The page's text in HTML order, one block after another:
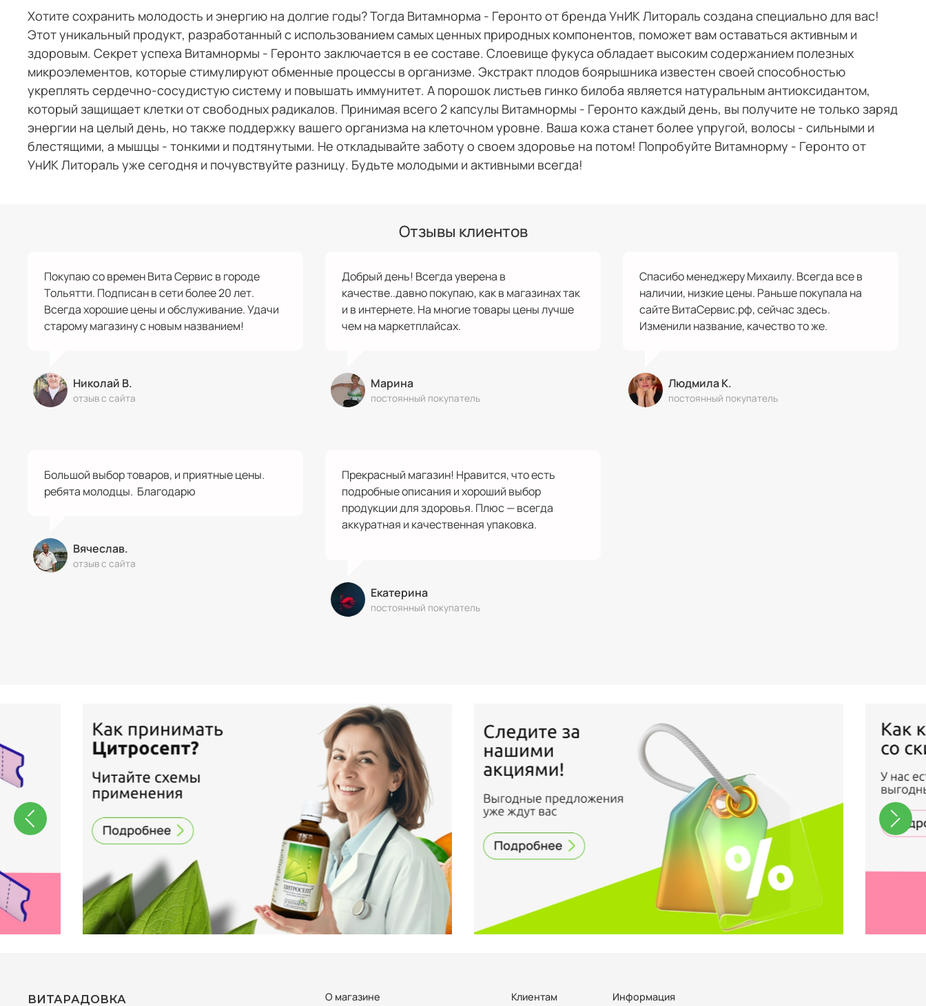
Хотите сохранить молодость и энергию на долгие годы? Тогда Витамнорма - Геронто от бренда УнИК Литораль создана специально для вас!
Этот уникальный продукт, разработанный с использованием самых ценных природных компонентов, поможет вам оставаться активным и
здоровым. Секрет успеха Витамнормы - Геронто заключается в ее составе. Слоевище фукуса обладает высоким содержанием полезных
микроэлементов, которые стимулируют обменные процессы в организме. Экстракт плодов боярышника известен своей способностью
укреплять сердечно-сосудистую систему и повышать иммунитет. А порошок листьев гинко билоба является натуральным антиоксидантом,
который защищает клетки от свободных радикалов. Принимая всего 2 капсулы Витамнормы - Геронто каждый день, вы получите не только заряд
энергии на целый день, но также поддержку вашего организма на клеточном уровне. Ваша кожа станет более упругой, волосы - сильными и
блестящими, а мышцы - тонкими и подтянутыми. Не откладывайте заботу о своем здоровье на потом! Попробуйте Витамнорму - Геронто от
УнИК Литораль уже сегодня и почувствуйте разницу. Будьте молодыми и активными всегда!
Отзывы клиентов
Покупаю со времен Вита Сервис в городе
Тольятти. Подписан в сети более 20 лет.
Всегда хорошие цены и обслуживание. Удачи
старому магазину с новым названием!
Николай В.
отзыв с сайта
Добрый день! Всегда уверена в
качестве..давно покупаю, как в магазинах так
и в интернете. На многие товары цены лучше
чем на маркетплайсах.
Марина
постоянный покупатель
Спасибо менеджеру Михаилу. Всегда все в
наличии, низкие цены. Раньше покупала на
сайте ВитаСервис.рф, сейчас здесь.
Изменили название, качество то же.
Людмила К.
постоянный покупатель
Большой выбор товаров, и приятные цены.
ребята молодцы. Благодарю
Вячеслав.
отзыв с сайта
Прекрасный магазин! Нравится, что есть
подробные описания и хороший выбор
продукции для здоровья. Плюс — всегда
аккуратная и качественная упаковка.
Екатерина
постоянный покупатель
О магазине Клиентам Информация
ВИТАРАДОВКА